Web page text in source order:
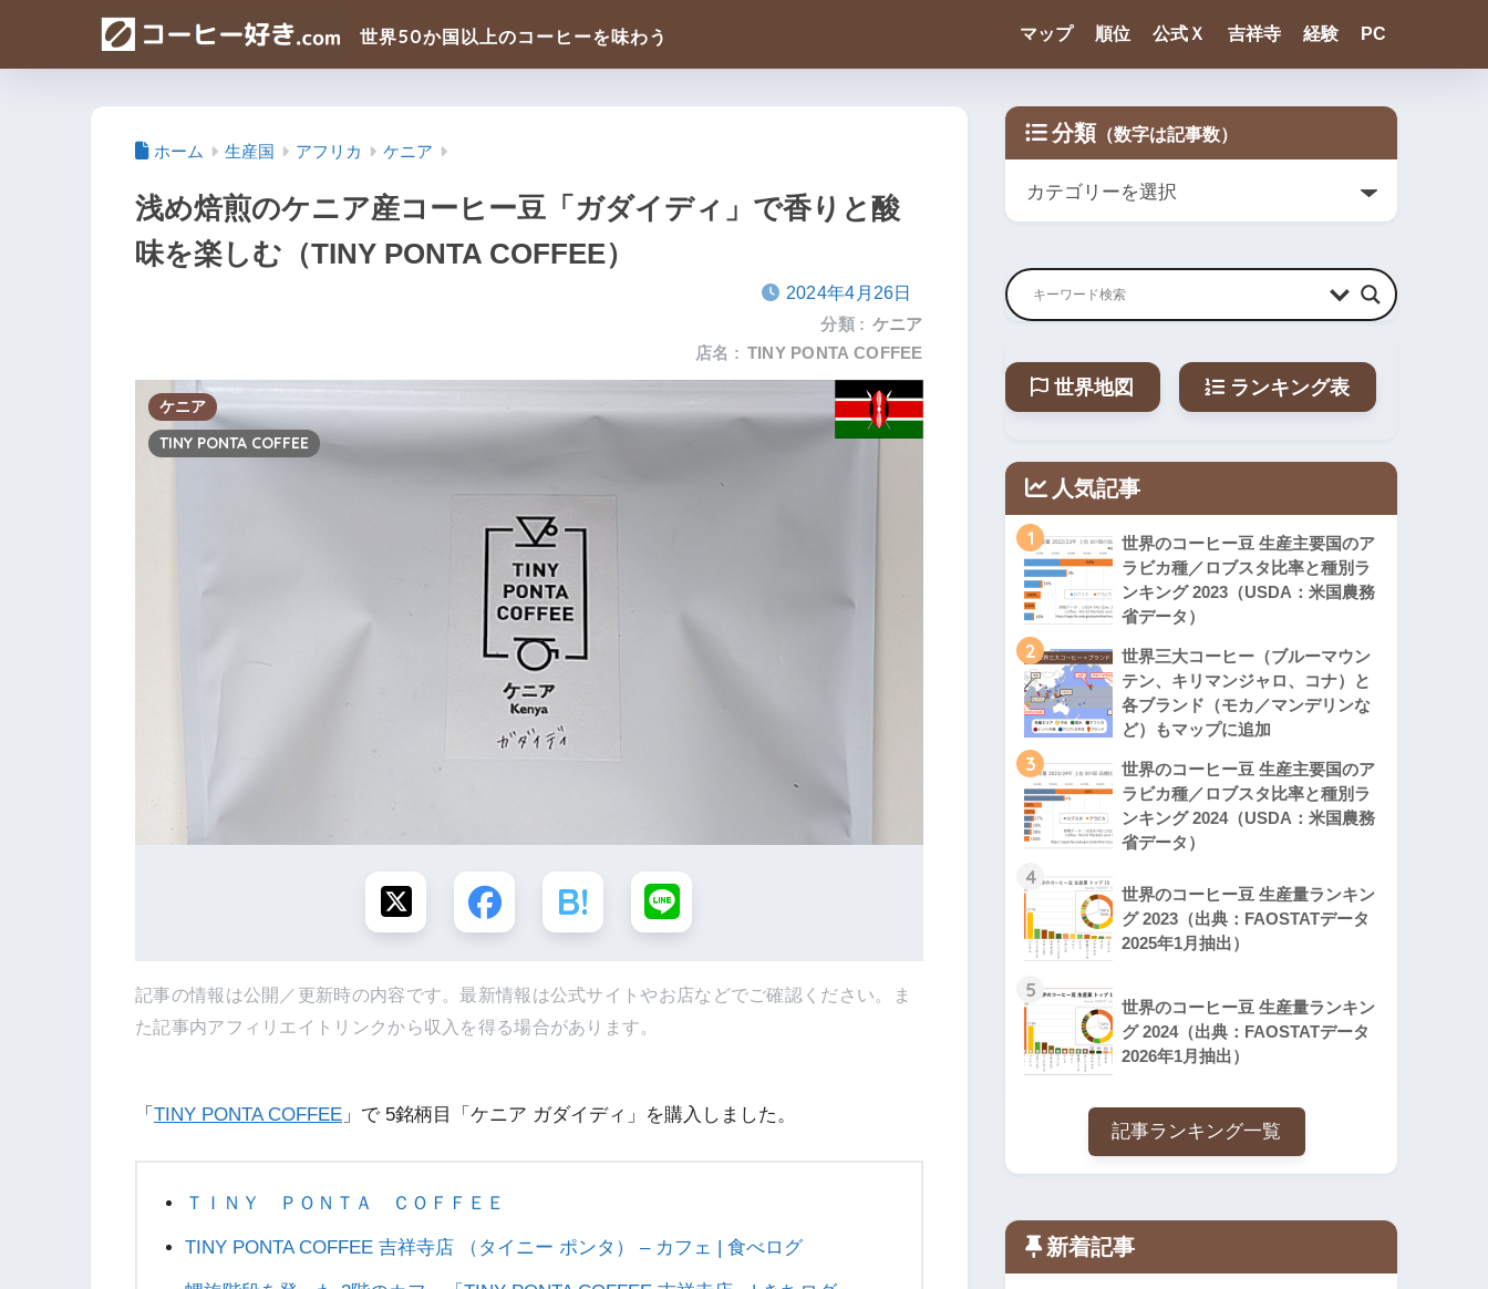
マップ 順位 公式Ｘ 吉祥寺 経験 PC
ホーム 生産国 アフリカ ケニア
浅め焙煎のケニア産コーヒー豆「ガダイディ」で香りと酸
味を楽しむ（TINY PONTA COFFEE）
2024年4月26日
分類 : ケニア
店名 : TINY PONTA COFFEE
ケニア
TINY PONTA COFFEE
記事の情報は公開／更新時の内容です。最新情報は公式サイトやお店などでご確認ください。ま
た記事内アフィリエイトリンクから収入を得る場合があります。
「 TINY PONTA COFFEE 」で 5銘柄目「ケニア ガダイディ」を購入しました。
ＴＩＮＹ ＰＯＮＴＡ ＣＯＦＦＥＥ
TINY PONTA COFFEE 吉祥寺店 （タイニー ポンタ） – カフェ | 食べログ
分類
世界地図 ランキング表
人気記事
1
世界のコーヒー豆 生産主要国のア
ラビカ種／ロブスタ比率と種別ラ
ンキング 2023（USDA：米国農務
省データ）
2
世界三大コーヒー（ブルーマウン
テン、キリマンジャロ、コナ）と
各ブランド（モカ／マンデリンな
ど）もマップに追加
3
世界のコーヒー豆 生産主要国のア
ラビカ種／ロブスタ比率と種別ラ
ンキング 2024（USDA：米国農務
省データ）
4
世界のコーヒー豆 生産量ランキン
グ 2023（出典：FAOSTATデータ
2025年1月抽出）
5
世界のコーヒー豆 生産量ランキン
グ 2024（出典：FAOSTATデータ
2026年1月抽出）
記事ランキング一覧
新着記事